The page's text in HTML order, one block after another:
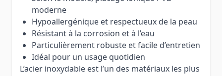
moderne
Hypoallergénique et respectueux de la peau
Résistant à la corrosion et à l’eau
Particulièrement robuste et facile d’entretien
Idéal pour un usage quotidien
L’acier inoxydable est l’un des matériaux les plus